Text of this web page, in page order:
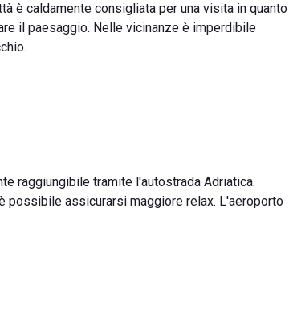
è caldamente consigliata per una visita in quanto
il paesaggio. Nelle vicinanze è imperdibile
raggiungibile tramite l'autostrada Adriatica.
possibile assicurarsi maggiore relax. L'aeroporto